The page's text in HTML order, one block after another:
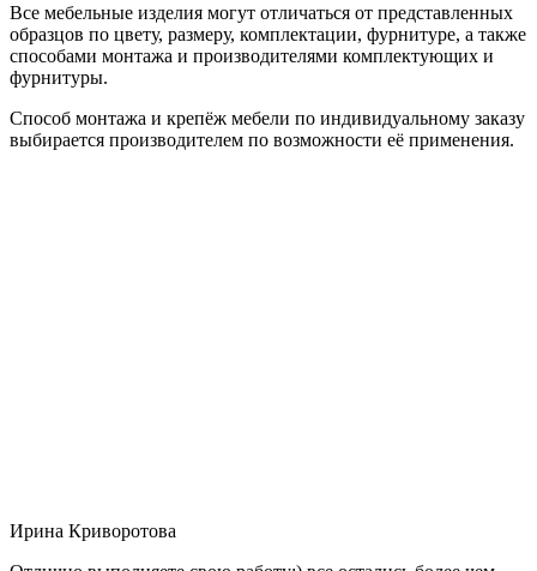
Все мебельные изделия могут отличаться от представленных
образцов по цвету, размеру, комплектации, фурнитуре, а также
способами монтажа и производителями комплектующих и
фурнитуры.
Способ монтажа и крепёж мебели по индивидуальному заказу
выбирается производителем по возможности её применения.
Ирина Криворотова